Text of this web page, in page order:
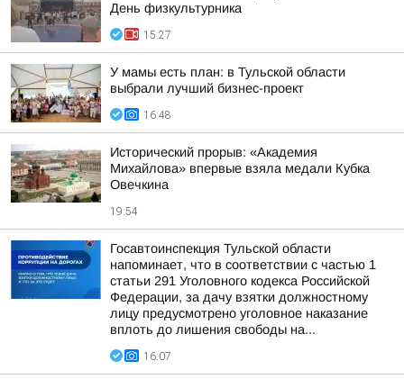
День физкультурника
15:27
У мамы есть план: в Тульской области
выбрали лучший бизнес-проект
16:48
Исторический прорыв: «Академия
Михайлова» впервые взяла медали Кубка
Овечкина
19:54
Госавтоинспекция Тульской области
напоминает, что в соответствии с частью 1
статьи 291 Уголовного кодекса Российской
Федерации, за дачу взятки должностному
лицу предусмотрено уголовное наказание
вплоть до лишения свободы на...
16:07